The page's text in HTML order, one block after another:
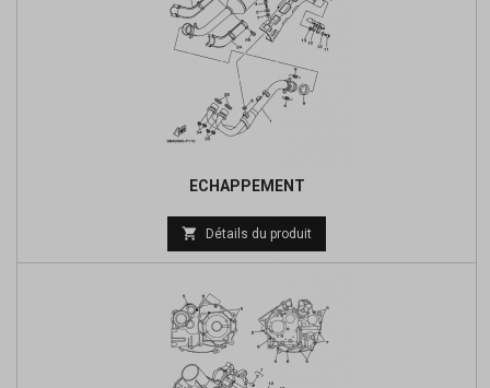
ECHAPPEMENT
 Détails du produit